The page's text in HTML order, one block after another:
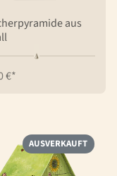
aus
€*
AUSVERKAUFT